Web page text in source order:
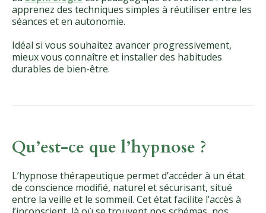
apprenez des techniques simples à réutiliser entre les
séances et en autonomie.
Idéal si vous souhaitez avancer progressivement,
mieux vous connaître et installer des habitudes
durables de bien-être.
Qu’est-ce que l’hypnose ?
L’hypnose thérapeutique permet d’accéder à un état
de conscience modifié, naturel et sécurisant, situé
entre la veille et le sommeil. Cet état facilite l’accès à